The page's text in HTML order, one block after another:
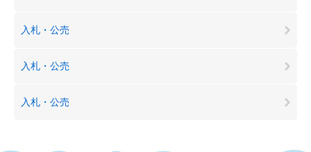
入札・公売
入札・公売
入札・公売